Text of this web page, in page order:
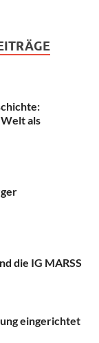
als
die IG MARSS
eingerichtet